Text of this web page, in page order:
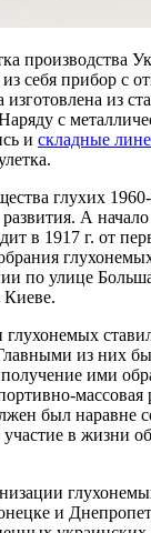
производства
из себя прибор с
изготовлена из
с
и складные
глухих 1960-
А
в 1917 г. от
по улице
Киеве.
из них
ими
массовая
был наравне
в жизни
и